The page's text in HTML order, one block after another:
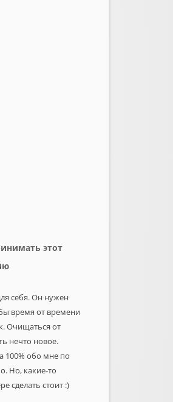
этот
себя. Он нужен
время от времени
Очищаться от
нечто новое.
100% обо мне по
Но, какие-то
сделать стоит :)